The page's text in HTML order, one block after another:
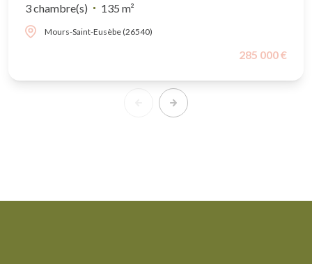
3 chambre(s)
135 m²
Mours-Saint-Eusèbe (26540)
285 000 €